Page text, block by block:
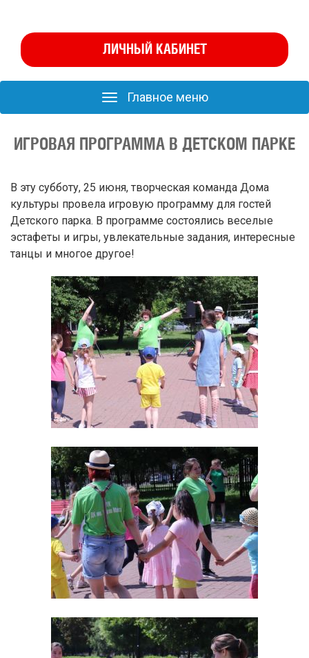
ЛИЧНЫЙ КАБИНЕТ
Главное
меню
Главное меню
ИГРОВАЯ ПРОГРАММА В ДЕТСКОМ ПАРКЕ
В эту субботу, 25 июня, творческая команда Дома
культуры провела игровую программу для гостей
Детского парка. В программе состоялись веселые
эстафеты и игры, увлекательные задания, интересные
танцы и многое другое!